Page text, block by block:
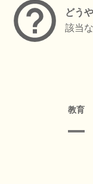
どう
該当
教育